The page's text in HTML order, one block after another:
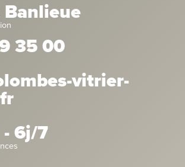
Banlieue
35 00
vitrier-
6j/7